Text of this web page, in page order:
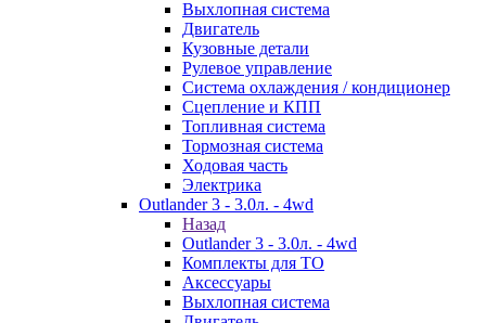
Выхлопная система
Двигатель
Кузовные детали
Рулевое управление
Система охлаждения / кондиционер
Сцепление и КПП
Топливная система
Тормозная система
Ходовая часть
Электрика
Outlander 3 - 3.0л. - 4wd
Назад
Outlander 3 - 3.0л. - 4wd
Комплекты для ТО
Аксессуары
Выхлопная система